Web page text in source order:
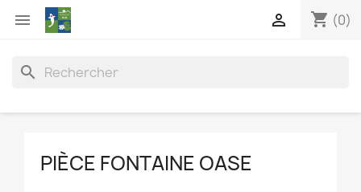
 shopping_cart (0)

search
PIÈCE FONTAINE OASE